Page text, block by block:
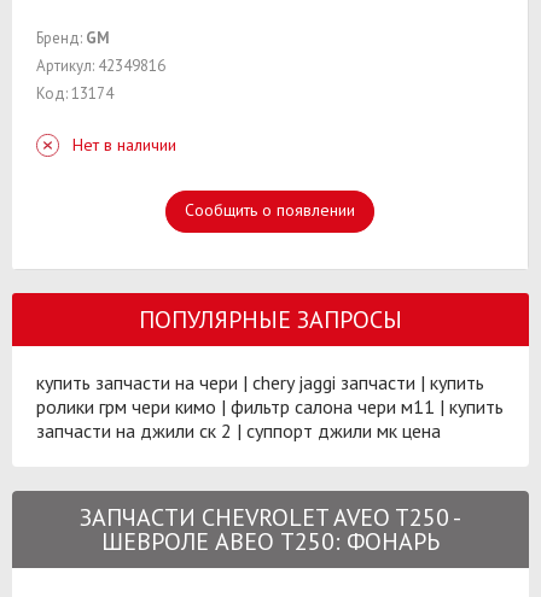
Бренд: GM
Артикул: 42349816
Код: 13174
Нет в наличии
Сообщить о появлении
ПОПУЛЯРНЫЕ ЗАПРОСЫ
купить запчасти на чери | chery jaggi запчасти | купить
ролики грм чери кимо | фильтр салона чери м11 | купить
запчасти на джили ск 2 | суппорт джили мк цена
ЗАПЧАСТИ CHEVROLET AVEO T250 -
ШЕВРОЛЕ АВЕО Т250: ФОНАРЬ